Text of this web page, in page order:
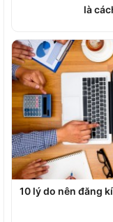
là
10 lý do nên đăng